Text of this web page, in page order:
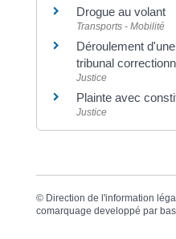
Drogue au volant
Transports - Mobilité
Déroulement
tribunal
Justice
Plainte avec
Justice
© Direction de l'information
comarquage developpé par